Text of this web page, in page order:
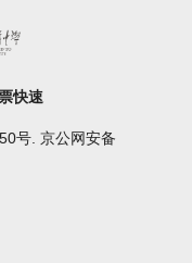
快速
号. 京公网安备